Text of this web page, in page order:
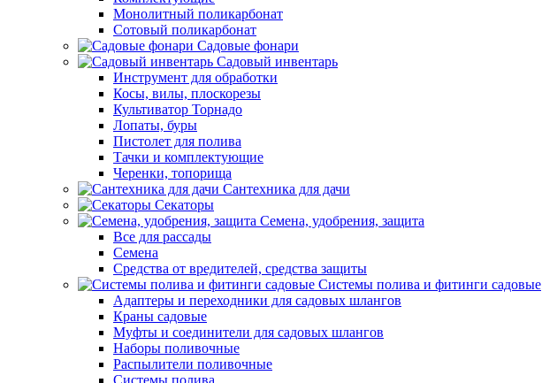
Монолитный поликарбонат
Сотовый поликарбонат
Садовые фонари
Садовый инвентарь
Инструмент для обработки
Косы, вилы, плоскорезы
Культиватор Торнадо
Лопаты, буры
Пистолет для полива
Тачки и комплектующие
Черенки, топорища
Сантехника для дачи
Секаторы
Семена, удобрения, защита
Все для рассады
Семена
Средства от вредителей, средства защиты
Системы полива и фитинги садовые
Адаптеры и переходники для садовых шлангов
Краны садовые
Муфты и соединители для садовых шлангов
Наборы поливочные
Распылители поливочные
Системы полива